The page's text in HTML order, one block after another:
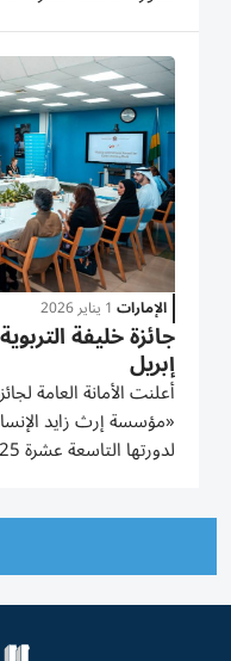
فبراير الجاري، تمهيداً
وفق الخطة الزمنية
الإمارات 1 يناير 2026
جائزة خليفة
إبريل
أعلنت الأمانة العامة
«مؤسسة إرث زايد